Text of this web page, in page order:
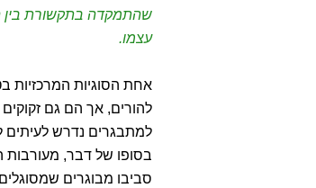
שהתמקדה בתקשורת בין
עצמו.
אחת הסוגיות המרכזיות
להורים, אך הם גם זקוקים
למתבגרים נדרש לעיתים
בסופו של דבר,
סביבו מבוגרים